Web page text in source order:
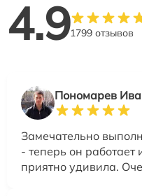
4.91799 отзывов
Пономарев
Замечательно
- теперь он работает
приятно удивила.